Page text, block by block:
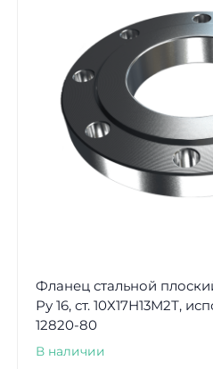
Фланец стальной
Ру 16, ст. 10Х17Н13М2Т,
12820-80
В наличии